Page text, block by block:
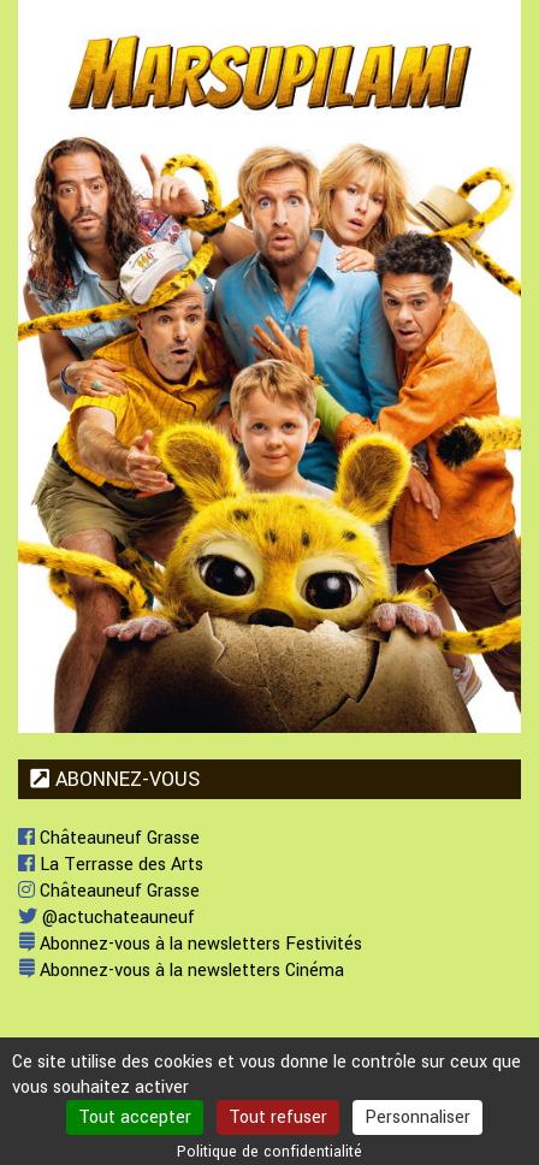
ABONNEZ-VOUS
Châteauneuf Grasse
La Terrasse des Arts
Châteauneuf Grasse
@actuchateauneuf
Abonnez-vous à la newsletters Festivités
Abonnez-vous à la newsletters Cinéma
Plan du site-
Webmaster :
webmaster@ville-chateauneuf.fr
Dernière modification : Saturday 25 July 2026 à 14:03
En cas de problème d'accessibilité, merci de contacter le webmaster.
Ce site utilise des cookies et vous donne le contrôle sur ceux que
vous souhaitez activer
Tout accepter
Tout refuser Personnaliser
Politique de confidentialité